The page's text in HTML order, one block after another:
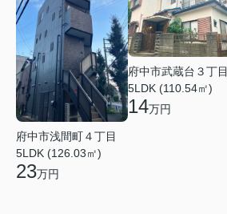
府中市浅間町４丁目
5LDK (126.03㎡)
23万円
府中市武蔵台３丁目
5LDK (110.54㎡)
14万円